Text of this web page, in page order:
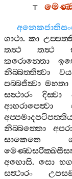
ගාථා.කා
තත්‍ථ
තත්‍ථ
කරොන‍්තො
නිබ‍්බත‍්තිත්‍වා
පබ‍්බජිත්‍වා මහතා
සත්‍ථාරං
දිස‍්වා
ආහරාපෙත්‍වා
නිබ‍්බත‍්තො
සාකෙතෙ
අහොසි.සො
සත්‍ථාරං